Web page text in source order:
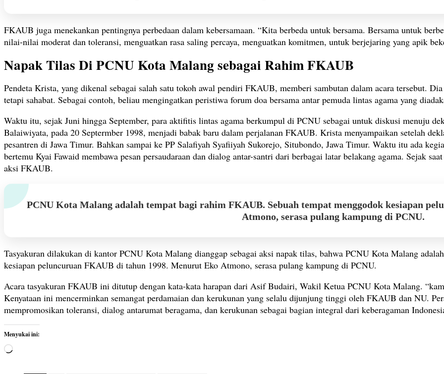
FKAUB juga menekankan pentingnya perbedaan dalam kebersamaan. “Kita berbeda untuk bersama. Bersama untuk
nilai-nilai moderat dan toleransi, menguatkan rasa saling percaya, menguatkan komitmen, untuk berjejaring yang apik
Napak Tilas Di PCNU Kota Malang sebagai Rahim FKAUB
Pendeta Krista, yang dikenal sebagai salah satu tokoh awal pendiri FKAUB, memberi sambutan dalam acara tersebut.
tetapi sahabat. Sebagai contoh, beliau mengingatkan peristiwa forum doa bersama antar pemuda lintas agama yang
Waktu itu, sejak Juni hingga September, para aktifitis lintas agama berkumpul di PCNU sebagai untuk diskusi menuju
Balaiwiyata, pada 20 Septermber 1998, menjadi babak baru dalam perjalanan FKAUB. Krista menyampaikan setelah
pesantren di Jawa Timur. Bahkan sampai ke PP Salafiyah Syafiiyah Sukorejo, Situbondo, Jawa Timur. Waktu itu ada
bertemu Kyai Fawaid membawa pesan persaudaraan dan dialog antar-santri dari berbagai latar belakang agama. Sejak
aksi FKAUB.
PCNU Kota Malang adalah tempat bagi rahim FKAUB. Sebuah tempat menggodok kesiapan
Atmono, serasa pulang kampung di PCNU.
Tasyakuran dilakukan di kantor PCNU Kota Malang dianggap sebagai aksi napak tilas, bahwa PCNU Kota Malang
kesiapan peluncuruan FKAUB di tahun 1998. Menurut Eko Atmono, serasa pulang kampung di PCNU.
Acara tasyakuran FKAUB ini ditutup dengan kata-kata harapan dari Asif Budairi, Wakil Ketua PCNU Kota Malang.
Kenyataan ini mencerminkan semangat perdamaian dan kerukunan yang selalu dijunjung tinggi oleh FKAUB dan NU.
mempromosikan toleransi, dialog antarumat beragama, dan kerukunan sebagai bagian integral dari keberagaman
Menyukai ini:
M